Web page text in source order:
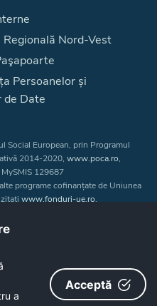
Nord-Vest
Persoanelor și
de Date
Social European, prin Programul
2014-2020, www.poca.ro,
129687
programe cofinanțate de Uniunea
www.fonduri-ue.ro.
responsabilitate asupra
Judeţean Bistrița-Năsăud
a
Acceptă